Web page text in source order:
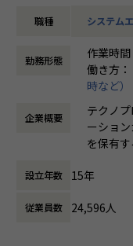
・【医療機器】樹脂
め
会社についての詳細
当社は、約8,500名の
ィングを融合し、課
する総合技術ソリュ
ど幅広い業界において
す。
職種 システム
勤務形態
作業時
働き方：
時など）
時間外
休憩時間
企業概要
テクノ
ーショ
を保有
に渡りま
設立年数 15年
従業員数 24,596人